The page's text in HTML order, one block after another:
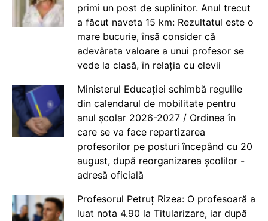
primi un post de suplinitor. Anul trecut
a făcut naveta 15 km: Rezultatul este o
mare bucurie, însă consider că
adevărata valoare a unui profesor se
vede la clasă, în relația cu elevii
Ministerul Educației schimbă regulile
din calendarul de mobilitate pentru
anul școlar 2026-2027 / Ordinea în
care se va face repartizarea
profesorilor pe posturi începând cu 20
august, după reorganizarea școlilor -
adresă oficială
Profesorul Petruț Rizea: O profesoară a
luat nota 4.90 la Titularizare, iar după